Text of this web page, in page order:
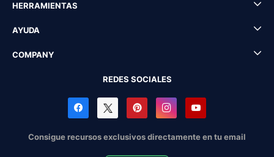
HERRAMIENTAS
AYUDA
COMPANY
REDES SOCIALES
Consigue recursos exclusivos directamente en tu email